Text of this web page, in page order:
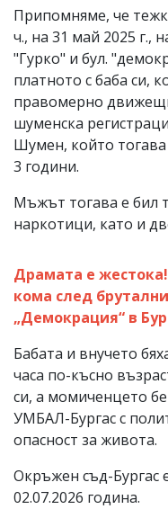
Припомняме, че
ч., на 31 май 2025 г.,
"Гурко" и бул.
платното с баба си,
правомерно
шуменска
Шумен, който
3 години.
Мъжът тогава е бил
наркотици, като и
Драмата е
кома след
„Демокрация“ в
Бабата и внучето
часа по-късно
си, а момиченцето
УМБАЛ-Бургас с
опасност за живота.
Окръжен съд-Бургас
02.07.2026 година.